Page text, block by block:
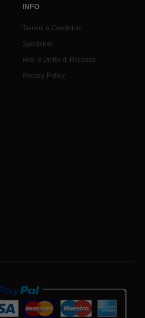
INFO
Termini e Condizioni
Spedizioni
Resi e Diritto di Recesso
Privacy Policy